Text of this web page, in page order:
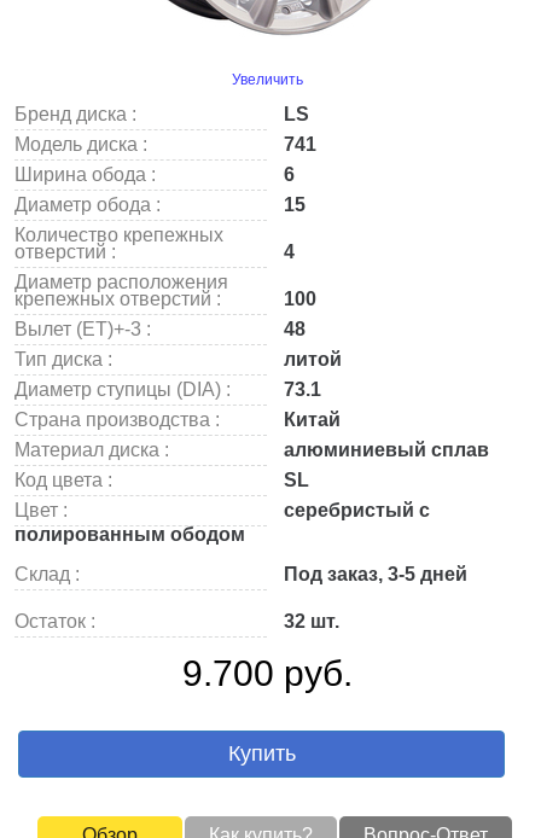
Увеличить
Бренд диска :
LS
Модель диска :
741
Ширина обода :
6
Диаметр обода :
15
Количество крепежных
отверстий :
4
Диаметр расположения
крепежных отверстий :
100
Вылет (ET)+-3 :
48
Тип диска :
литой
Диаметр ступицы (DIA) :
73.1
Страна производства :
Китай
Материал диска :
алюминиевый сплав
Код цвета :
SL
Цвет :
серебристый с
полированным ободом
Склад :
Под заказ, 3-5 дней
Остаток : 32 шт.
9.700 руб.
Купить